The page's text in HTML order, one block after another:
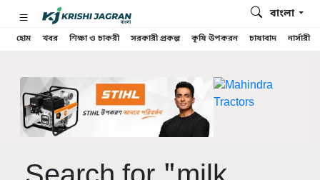
হোম খবর শিক্ষা ও চাকরী সরকারী প্রকল্প কৃষি উপকরন চাষাবাদ নার্সারী
বাংলা